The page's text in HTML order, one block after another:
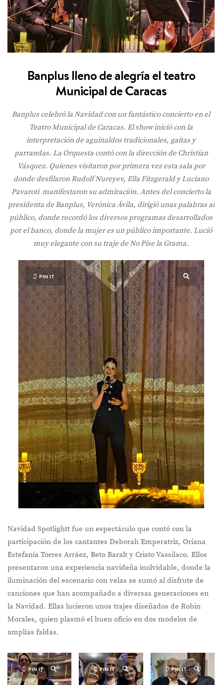
Banplus lleno de alegría el teatro
Municipal de Caracas
Banplus celebró la Navidad con un fantástico concierto en el
Teatro Municipal de Caracas. El show inició con la
interpretación de aguinaldos tradicionales, gaitas y
parrandas. La Orquesta contó con la dirección de Christian
Vásquez. Quienes visitaron por primera vez esta sala por
donde desfilaron Rudolf Nureyev, Ella Fitzgerald y Luciano
Pavaroti manifestaron su admiración. Antes del concierto la
presidenta de Banplus, Verónica Ávila, dirigió unas palabras al
público, donde recordó los diversos programas desarrollados
por el banco, donde la mujer es un público importante. Lució
muy elegante con su traje de No Pise la Grama.
PIN IT
Navidad Spotlightt fue un espectáculo que contó con la
participación de los cantantes Deborah Emperatriz, Oriana
Estefanía Torres Arráez, Beto Baralt y Cristo Vassilaco. Ellos
presentaron una experiencia navideña inolvidable, donde la
iluminación del escenario con velas se sumó al disfrute de
canciones que han acompañado a diversas generaciones en
la Navidad. Ellas lucieron unos trajes diseñados de Robin
Morales, quien plasmó el buen oficio en dos modelos de
amplias faldas.
PIN IT PIN IT PIN IT